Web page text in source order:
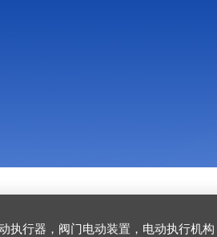
行器，阀门电动装置，电动执行机构，阀门驱动装置，电动头，角行